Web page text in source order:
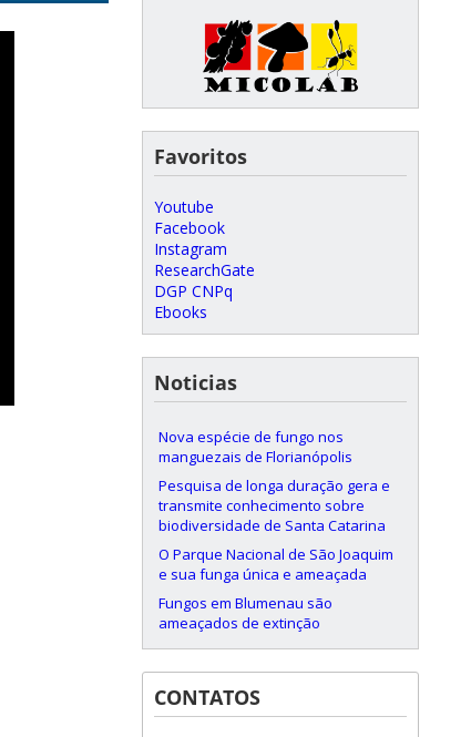
Favoritos
Youtube
Facebook
Instagram
ResearchGate
DGP CNPq
Ebooks
Noticias
Nova espécie de fungo nos
manguezais de Florianópolis
Pesquisa de longa duração gera e
transmite conhecimento sobre
biodiversidade de Santa Catarina
O Parque Nacional de São Joaquim
e sua funga única e ameaçada
Fungos em Blumenau são
ameaçados de extinção
CONTATOS